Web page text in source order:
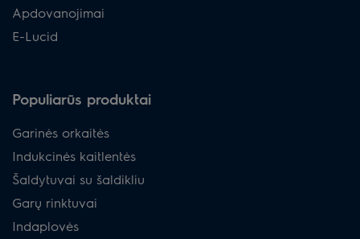
Apdovanojimai
E-Lucid
Populiarūs produktai
Garinės orkaitės
Indukcinės kaitlentės
Šaldytuvai su šaldikliu
Garų rinktuvai
Indaplovės